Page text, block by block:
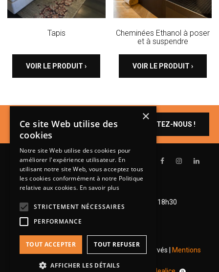
Tapis
VOIR LE PRODUIT ›
Cheminées Ethanol à poser
et à suspendre
VOIR LE PRODUIT ›
Un produit vous
intéresse ?
CONTACTEZ-NOUS !
Lundi de 14h à 18h30
Mardi à vendredi de 9h à 12h et de 14h à 18h30
© 2026 Groupe Steinmetz - Tous droits réservés |
Mentions
légales
×
Ce site Web utilise des
cookies
Notre site Web utilise des cookies pour
améliorer l'expérience utilisateur. En
utilisant notre site Web, vous acceptez tous
les cookies conformément à notre Politique
relative aux cookies. En savoir plus
STRICTEMENT NÉCESSAIRES
PERFORMANCE
TOUT ACCEPTER TOUT REFUSER
AFFICHER LES DÉTAILS